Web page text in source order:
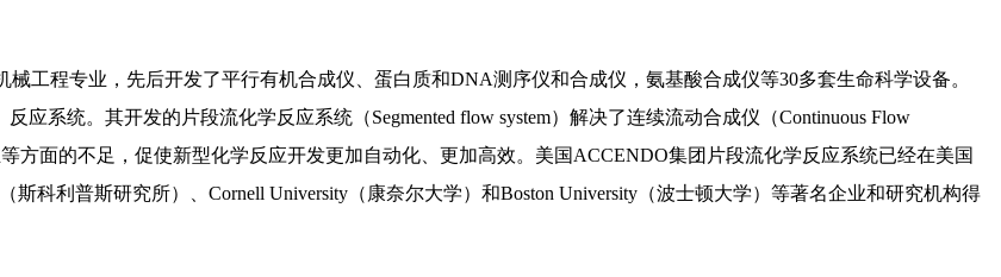
工程专业，先后开发了平行有机合成仪、蛋白质和DNA测序仪和合成仪，氨基酸合成仪等30多套生命科学设备。
应系统。其开发的片段流化学反应系统（Segmented flow system）解决了连续流动合成仪（Continuous Flow
方面的不足，促使新型化学反应开发更加自动化、更加高效。美国ACCENDO集团片段流化学反应系统已经在美国
斯科利普斯研究所）、Cornell University（康奈尔大学）和Boston University（波士顿大学）等著名企业和研究机构得